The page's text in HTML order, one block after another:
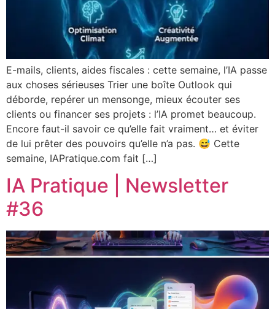
E-mails, clients, aides fiscales : cette semaine, l’IA passe
aux choses sérieuses Trier une boîte Outlook qui
déborde, repérer un mensonge, mieux écouter ses
clients ou financer ses projets : l’IA promet beaucoup.
Encore faut-il savoir ce qu’elle fait vraiment… et éviter
de lui prêter des pouvoirs qu’elle n’a pas. 😅 Cette
semaine, IAPratique.com fait […]
IA Pratique | Newsletter
#36